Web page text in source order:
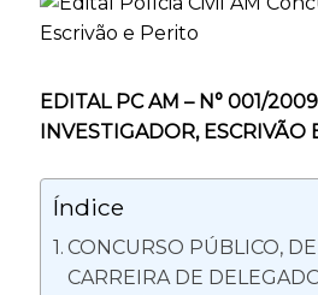
EDITAL PC AM – N° 001/
INVESTIGADOR, ESCRIVÃO
Índice
CONCURSO PÚBLICO,
CARREIRA DE